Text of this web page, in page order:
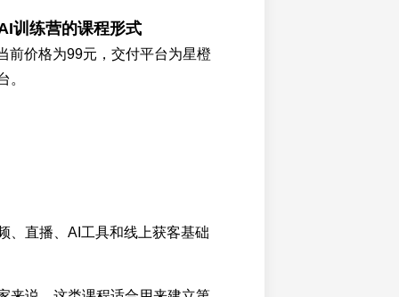
训练营的课程形式
前价格为99元，交付平台为星橙
。
、直播、AI工具和线上获客基础